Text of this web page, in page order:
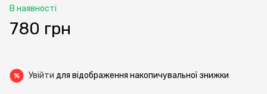
В наявності
780 грн
% Увійти для відображення накопичувальної знижки